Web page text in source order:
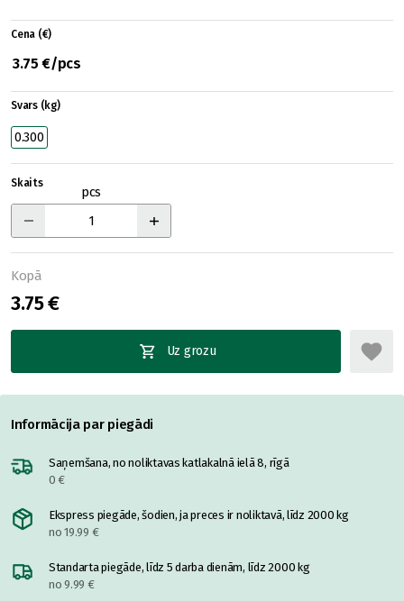
Cena (€)
3.75 €/pcs
Svars (kg)
0.300
Skaits
pcs
Kopā
3.75 €
Uz grozu
Informācija par piegādi
Saņemšana, no noliktavas katlakalnā ielā 8, rīgā
0 €
Ekspress piegāde, šodien, ja preces ir noliktavā, līdz 2000 kg
no 19.99 €
Standarta piegāde, līdz 5 darba dienām, līdz 2000 kg
no 9.99 €